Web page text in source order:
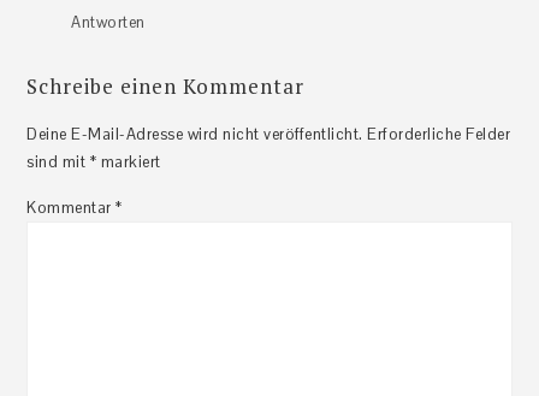
Antworten
Schreibe einen Kommentar
Deine E-Mail-Adresse wird nicht veröffentlicht. Erforderliche Felder
sind mit * markiert
Kommentar*